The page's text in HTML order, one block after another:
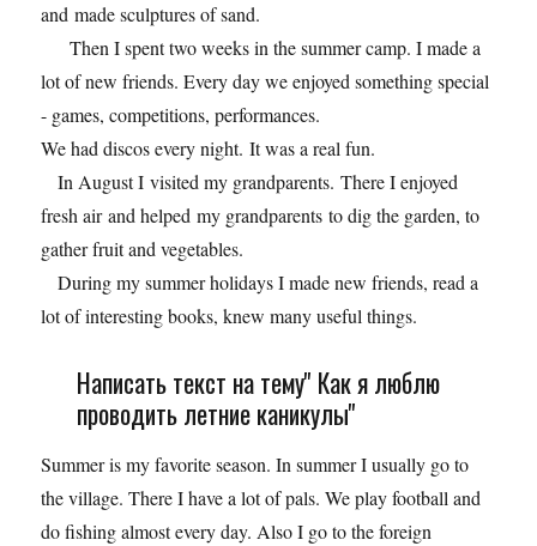
and made sculptures of sand.
Then I spent two weeks in the summer camp. I made a
lot of new friends. Every day we enjoyed something special
- games, competitions, performances.
We had discos every night. It was a real fun.
In August I visited my grandparents. There I enjoyed
fresh air and helped my grandparents to dig the garden, to
gather fruit and vegetables.
During my summer holidays I made new friends, read a
lot of interesting books, knew many useful things.
Написать текст на тему'' Как я люблю
проводить летние каникулы''
Summer is my favorite season. In summer I usually go to
the village. There I have a lot of pals. We play football and
do fishing almost every day. Also I go to the foreign